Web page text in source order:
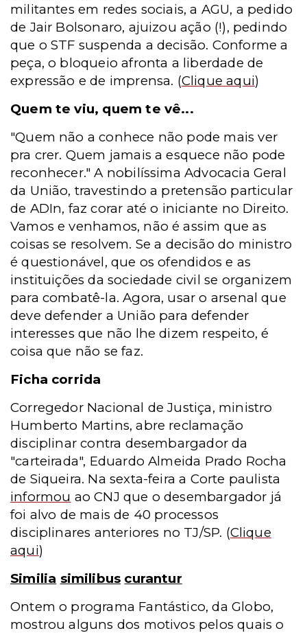
militantes em redes sociais, a AGU, a pedido
de Jair Bolsonaro, ajuizou ação (!), pedindo
que o STF suspenda a decisão. Conforme a
peça, o bloqueio afronta a liberdade de
expressão e de imprensa. (Clique aqui)
Quem te viu, quem te vê...
"Quem não a conhece não pode mais ver
pra crer. Quem jamais a esquece não pode
reconhecer." A nobilíssima Advocacia Geral
da União, travestindo a pretensão particular
de ADIn, faz corar até o iniciante no Direito.
Vamos e venhamos, não é assim que as
coisas se resolvem. Se a decisão do ministro
é questionável, que os ofendidos e as
instituições da sociedade civil se organizem
para combatê-la. Agora, usar o arsenal que
deve defender a União para defender
interesses que não lhe dizem respeito, é
coisa que não se faz.
Ficha corrida
Corregedor Nacional de Justiça, ministro
Humberto Martins, abre reclamação
disciplinar contra desembargador da
"carteirada", Eduardo Almeida Prado Rocha
de Siqueira. Na sexta-feira a Corte paulista
informou ao CNJ que o desembargador já
foi alvo de mais de 40 processos
disciplinares anteriores no TJ/SP. (Clique
aqui)
Similia similibus curantur
Ontem o programa Fantástico, da Globo,
mostrou alguns dos motivos pelos quais o